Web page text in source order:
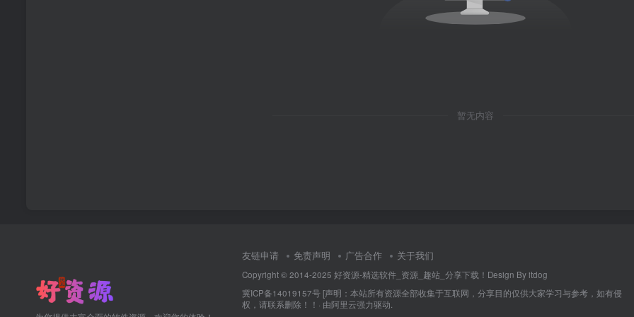
暂无内容
友链申请 免责声明 广告合作 关于我们
Copyright © 2014-2025 好资源-精选软件_资源_趣站_分享下载！Design By itdog
冀ICP备14019157号 [声明：本站所有资源全部收集于互联网，分享目的仅供大家学习与参考，如有侵
权，请联系删除！！· 由阿里云强力驱动.